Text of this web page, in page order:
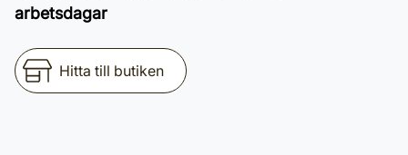
arbetsdagar
Hitta till butiken